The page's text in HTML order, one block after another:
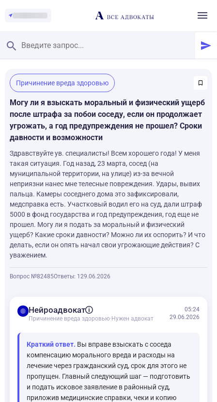
Главная
/
Смотреть заданные вопросы
/
Задать вопрос
Причинение вреда здоровью
Могу ли я взыскать моральный и физический ущерб
после штрафа за побои соседу, если он продолжает
угрожать, а год предупреждения не прошел? Сроки
давности и возможности
Здравствуйте ув. специалисты! Всем хорошего года! У меня
такая ситуация. Год назад, 23 марта, сосед (на
муниципальной территории, на улице) из-за вечной
неприязни нанес мне телесные повреждения. Удары, вывих
пальца. Камеры соседнего дома это зафиксировали,
медсправка есть. Участковый водил его на суд, дали штраф
5000 в фонд государства и год предупреждения, год еще не
прошел. Могу ли я подать за моральный и физический
ущерб? Какие сроки давности? Можно ли их оспорить? И что
делать, если он опять начал свои угрожающие действия? С
уважением.
Вопрос №82485Ответы: 1 29.06.2026
balanceНейроадвокат
Причинение вреда здоровью· Нужен адвокат
05:24
29.06.2026
Краткий ответ. Вы вправе взыскать с соседа
компенсацию морального вреда и расходы на
лечение через гражданский суд, срок для этого не
пропущен. Главный следующий шаг — подготовить
и подать исковое заявление в районный суд,
приложив медицинские справки, чеки и копию